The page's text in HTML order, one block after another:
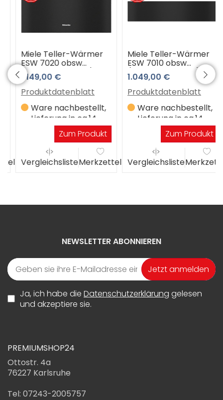
Miele Teller-Wärmer
ESW 7020 obsw
(obsidianschwarz)
1.149,00 €
Produktdatenblatt
Ware nachbestellt,
Lieferung in ca.14
WerktagenZum Produkt
VergleichslisteMerkzettel
Miele Teller-Wärmer
ESW 7010 obsw
(obsidianschwarz)
1.049,00 €
Produktdatenblatt
Ware nachbestellt,
Lieferung in ca.14
WerktagenZum Produkt
VergleichslisteMerkzettel
NEWSLETTER ABONNIEREN
Jetzt anmelden
Ja, ich habe die Datenschutzerklärung gelesen
und akzeptiere sie.
PREMIUMSHOP24
Ottostr. 4a
76227 Karlsruhe
Tel: 07243-2005757